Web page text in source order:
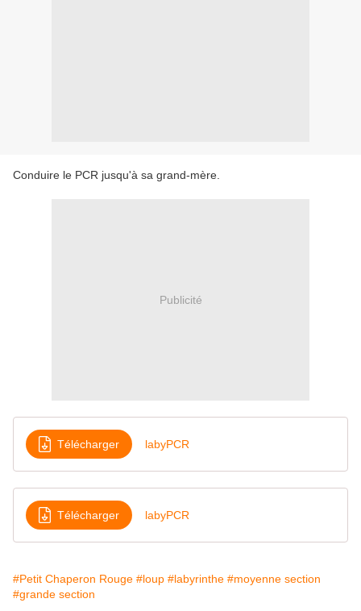
Conduire le PCR jusqu'à sa grand-mère.
Publicité
Télécharger labyPCR
Télécharger labyPCR
#Petit Chaperon Rouge #loup #labyrinthe #moyenne section
#grande section